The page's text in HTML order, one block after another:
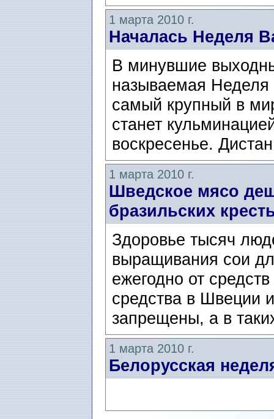
1 марта 2010 г.
Началась Неделя
В минувшие
называемая Неделя
самый крупный в
станет
воскресенье.
1 марта 2010 г.
Шведское мясо
бразильских
Здоровье тысяч
выращивания сои
ежегодно от
средства в Швеции
запрещены, а в
1 марта 2010 г.
Белорусская